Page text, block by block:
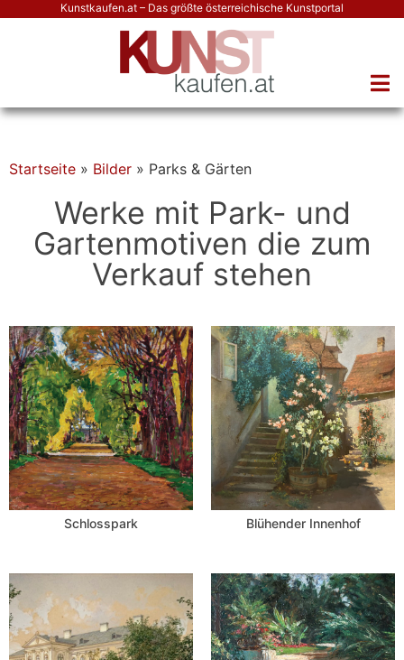
Kunstkaufen.at – Das größte österreichische Kunstportal
Startseite » Bilder » Parks & Gärten
Werke mit Park- und
Gartenmotiven die zum
Verkauf stehen
Schlosspark Blühender Innenhof